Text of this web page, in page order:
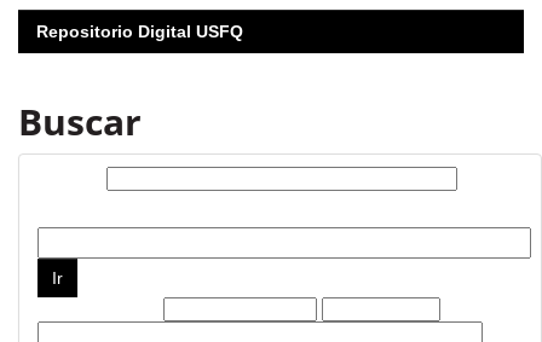
Repositorio Digital USFQ
Buscar